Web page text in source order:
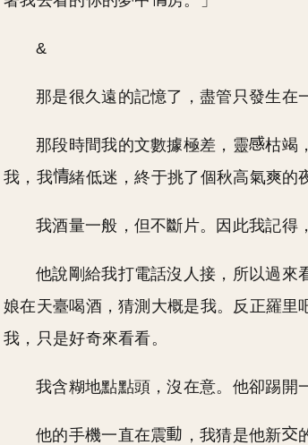
&
那是很久遠的記憶了，盡管只發生在
那段時間我的文數據極差，靈
枯竭
我，我
緒低迷，終于挑了個秋高氣爽的
我酒量一般，但不斷片。因此我記得
他說剛給我打電話沒人接，所以過來
娘在天臺喝酒，猜測大概是我。反正羅
我，只是好奇來看看。
我含糊地點點頭，沒在意。他卻踢開
他的手機一直在震 ，我猜是他新